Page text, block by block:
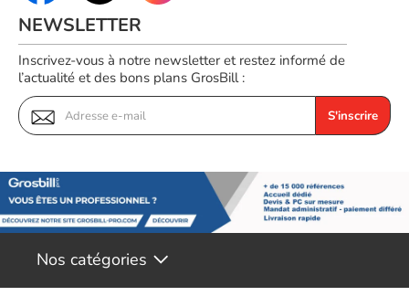
Un capteur optique pour une précision inégalée
La souris The G-LAB KULT KRYPTON est équipée d'un capteur
NEWSLETTER
Inscrivez-vous à notre newsletter et restez informé de
l’actualité et des bons plans GrosBill :
S'inscrire
Nos catégories